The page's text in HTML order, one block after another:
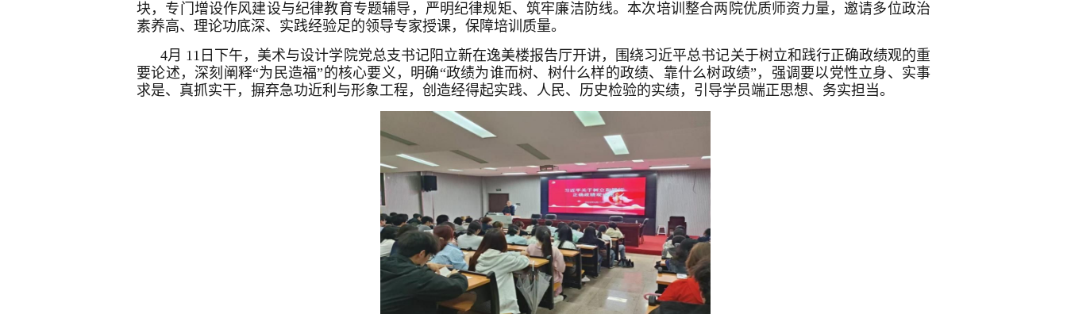
块，专门增设作风建设与纪律教育专题辅导，严明纪律规矩、筑牢廉洁防线。本次培训整合两院优质师资力量，邀请多位政治
素养高、理论功底深、实践经验足的领导专家授课，保障培训质量。
4月 11日下午，美术与设计学院党总支书记阳立新在逸美楼报告厅开讲，围绕习近平总书记关于树立和践行正确政绩观的重
要论述，深刻阐释“为民造福”的核心要义，明确“政绩为谁而树、树什么样的政绩、靠什么树政绩”，强调要以党性立身、实事
求是、真抓实干，摒弃急功近利与形象工程，创造经得起实践、人民、历史检验的实绩，引导学员端正思想、务实担当。